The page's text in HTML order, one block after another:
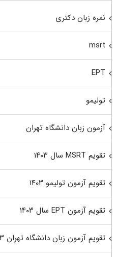
نمره زبان دکتری
msrt
EPT
تولیمو
آزمون زبان دانشگاه تهران
تقویم MSRT سال ۱۴۰۳
تقویم آزمون تولیمو ۱۴۰۳
تقویم آزمون EPT سال ۱۴۰۳
تقویم آزمون زبان دانشگاه تهران ۱۴۰۳